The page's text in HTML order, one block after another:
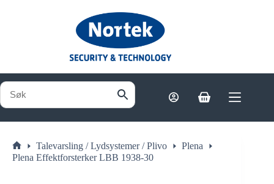
Handlekurv
Hjem
Talevarsling / Lydsystemer / Plivo
Plena
Plena Effektforsterker LBB 1938-30